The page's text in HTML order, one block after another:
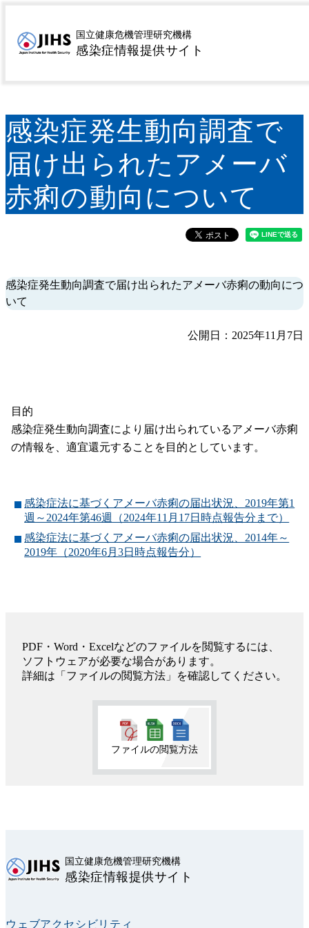
国立健康危機管理研究機構
感染症情報提供サイト
トップページ>感染症サーベイランス情報のまとめ・
評価>感染症発生動向調査で届け出られたアメーバ赤
感染症発生動向調査で
届け出られたアメーバ
赤痢の動向について
感染症発生動向調査で届け出られたアメーバ赤痢の動向につ
いて
公開日：2025年11月7日
目的
感染症発生動向調査により届け出られているアメーバ赤痢
の情報を、適宜還元することを目的としています。
感染症法に基づくアメーバ赤痢の届出状況、2019年第1
週～2024年第46週（2024年11月17日時点報告分まで）
感染症法に基づくアメーバ赤痢の届出状況、2014年～
2019年（2020年6月3日時点報告分）
PDF・Word・Excelなどのファイルを閲覧するには、
ソフトウェアが必要な場合があります。
詳細は「ファイルの閲覧方法」を確認してください。
ファイルの閲覧方法
国立健康危機管理研究機構
感染症情報提供サイト
ウェブアクセシビリティ